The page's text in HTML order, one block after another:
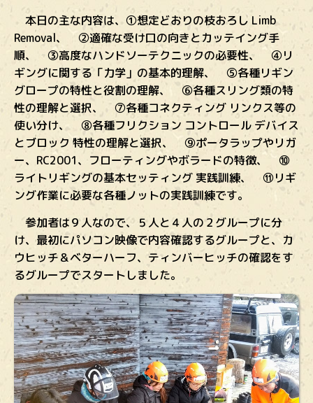
本日の主な内容は、①想定どおりの枝おろし Limb
Removal、 ②適確な受け口の向きとカッテイング手
順、 ③高度なハンドソーテクニックの必要性、 ④リ
ギングに関する「力学」の基本的理解、 ⑤各種リギン
グロープの特性と役割の理解、 ⑥各種スリング類の特
性の理解と選択、 ⑦各種コネクティング リンクス等の
使い分け、 ⑧各種フリクション コントロール デバイス
とブロック 特性の理解と選択、 ⑨ポータラップやリガ
ー、RC2001、フローティングやボラードの特徴、 ⑩
ライトリギングの基本セッティング 実践訓練、 ⑪リギ
ング作業に必要な各種ノットの実践訓練です。
参加者は９人なので、５人と４人の２グループに分
け、最初にパソコン映像で内容確認するグループと、カ
ウヒッチ＆ベターハーフ、ティンバーヒッチの確認をす
るグループでスタートしました。